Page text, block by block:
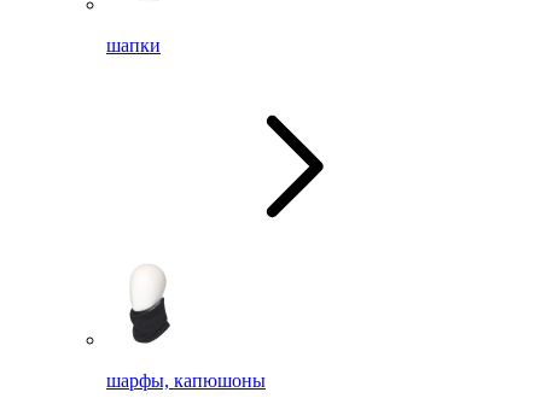
шапки
шарфы, капюшоны